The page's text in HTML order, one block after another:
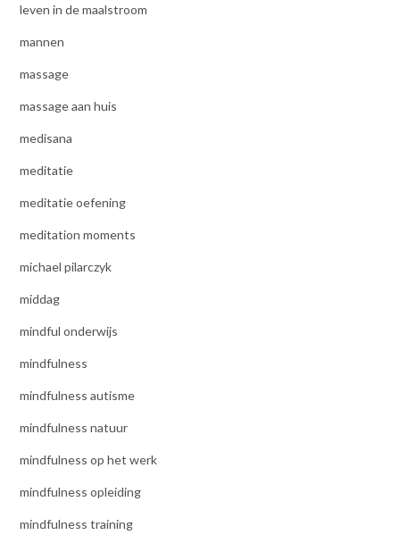
leven in de maalstroom
mannen
massage
massage aan huis
medisana
meditatie
meditatie oefening
meditation moments
michael pilarczyk
middag
mindful onderwijs
mindfulness
mindfulness autisme
mindfulness natuur
mindfulness op het werk
mindfulness opleiding
mindfulness training